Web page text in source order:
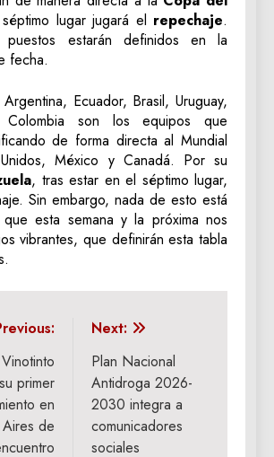
lugar jugará el repechaje.
puestos estarán definidos en la
fecha.
Ecuador, Brasil, Uruguay,
Colombia son los equipos que
de forma directa al Mundial
México y Canadá. Por su
, tras estar en el séptimo lugar,
Sin embargo, nada de esto está
esta semana y la próxima nos
vibrantes, que definirán esta tabla
primer
en
de
Next:
Plan Nacional
Antidroga 2026-
2030 integra a
comunicadores
sociales